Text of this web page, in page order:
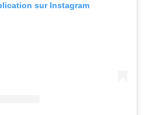
sur Instagram